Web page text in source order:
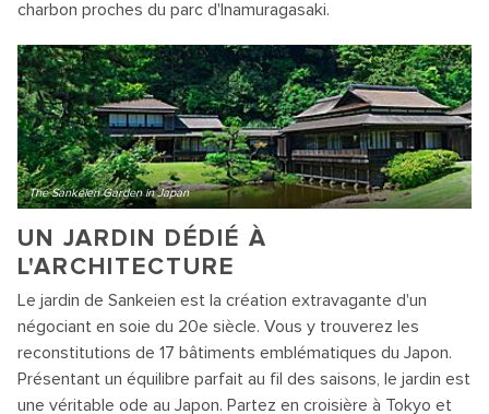
charbon proches du parc d'Inamuragasaki.
The Sankeien Garden in Japan
UN JARDIN DÉDIÉ À
L'ARCHITECTURE
Le jardin de Sankeien est la création extravagante d'un
négociant en soie du 20e siècle. Vous y trouverez les
reconstitutions de 17 bâtiments emblématiques du Japon.
Présentant un équilibre parfait au fil des saisons, le jardin est
une véritable ode au Japon. Partez en croisière à Tokyo et